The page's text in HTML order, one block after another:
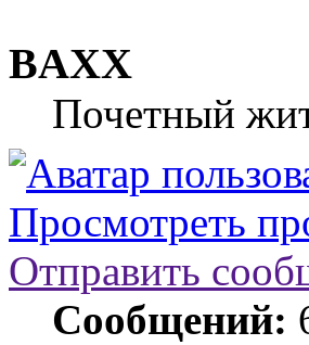
BAXX
Почетный
Просмотреть
Отправить
Сообщений: